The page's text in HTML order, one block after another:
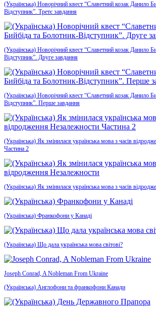
(Українська) Новорічний квест “Славетний козак Данило
Відступник”. Третє завдання
(Українська) Новорічний квест “Славетний козак Данило
Відступник”. Друге завдання
(Українська) Новорічний квест “Славетний козак Данило
Відступник”. Перше завдання
(Українська) Як змінилася українська мова з часів
Частина 2
(Українська) Як змінилася українська мова з часів
(Українська) Франкофони у Канаді
(Українська) Що дала українська мова світові?
Joseph Conrad, A Nobleman From Ukraine
(Українська) Англофони та франкофони Канади